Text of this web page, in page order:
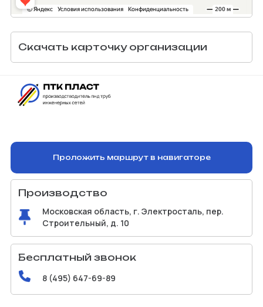
Скачать карточку организации
Проложить маршрут в навигаторе
Производство
Московская область, г. Электросталь, пер.
Строительный, д. 10
Бесплатный звонок
8 (495) 647-69-89